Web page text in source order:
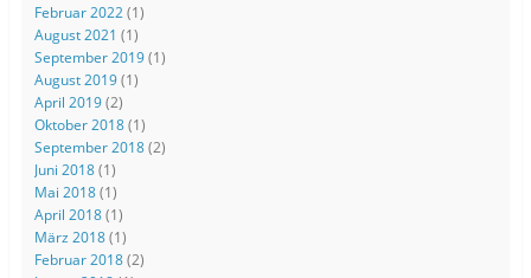
Februar 2022(1)
August 2021 (1)
September 2019(1)
August 2019(1)
April 2019(2)
Oktober 2018(1)
September 2018(2)
Juni 2018(1)
Mai 2018(1)
April 2018(1)
März 2018(1)
Februar 2018(2)